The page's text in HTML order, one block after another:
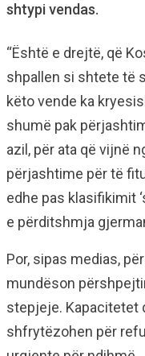
shtypi vendas.
“Është e drejtë, që
shpallen si shtete të
këto vende ka
shumë pak
azil, për ata që vijnë
përjashtime për të
edhe pas klasifikimit
e përditshmja
Por, sipas medias,
mundëson
stepjeje. Kapacitetet
shfrytëzohen për